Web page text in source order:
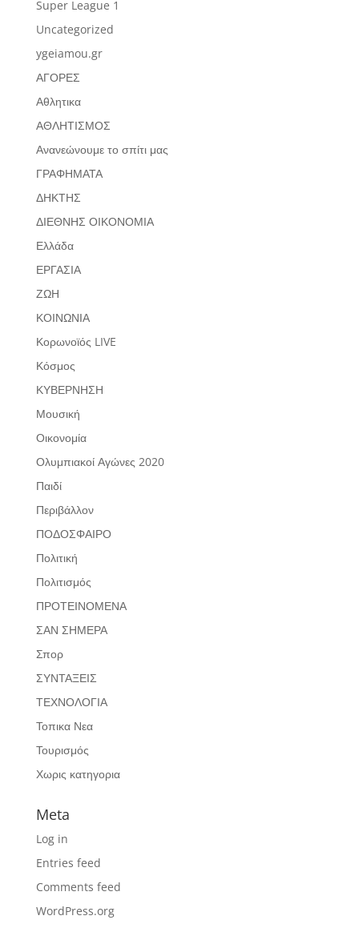
Super League 1
Uncategorized
ygeiamou.gr
ΑΓΟΡΕΣ
Αθλητικα
ΑΘΛΗΤΙΣΜΟΣ
Ανανεώνουμε το σπίτι μας
ΓΡΑΦΗΜΑΤΑ
ΔΗΚΤΗΣ
ΔΙΕΘΝΗΣ ΟΙΚΟΝΟΜΙΑ
Ελλάδα
ΕΡΓΑΣΙΑ
ΖΩΗ
ΚΟΙΝΩΝΙΑ
Κορωνοϊός LIVE
Κόσμος
ΚΥΒΕΡΝΗΣΗ
Μουσική
Οικονομία
Ολυμπιακοί Αγώνες 2020
Παιδί
Περιβάλλον
ΠΟΔΟΣΦΑΙΡΟ
Πολιτική
Πολιτισμός
ΠΡΟΤΕΙΝΟΜΕΝΑ
ΣΑΝ ΣΗΜΕΡΑ
Σπορ
ΣΥΝΤΑΞΕΙΣ
ΤΕΧΝΟΛΟΓΙΑ
Τοπικα Νεα
Τουρισμός
Χωρις κατηγορια
Meta
Log in
Entries feed
Comments feed
WordPress.org